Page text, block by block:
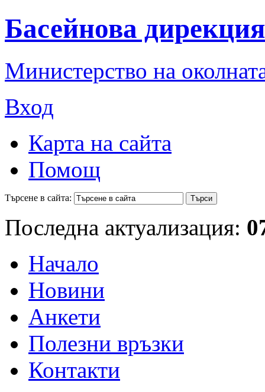
Басейнова
Министерство на
Вход
Карта на сайта
Помощ
Търсене в сайта:
Последна актуализация:
Начало
Новини
Анкети
Полезни връзки
Контакти